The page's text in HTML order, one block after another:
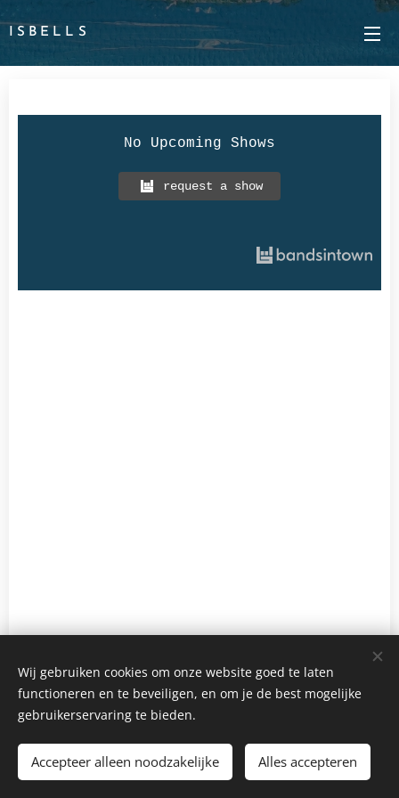
I S B E L L S
No Upcoming Shows
request a show
Cookies
Wij gebruiken cookies om onze website goed te laten
functioneren en te beveiligen, en om je de best mogelijke
gebruikerservaring te bieden.
Accepteer alleen noodzakelijke Alles accepteren